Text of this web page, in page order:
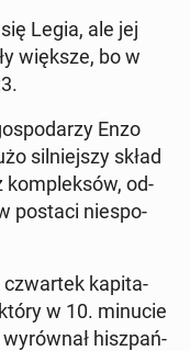
Legia, ale jej
większe, bo w
Enzo
sil­niej­szy skład
kom­plek­sów, od­
postaci nie­spo­
czwar­tek ka­pi­ta­
w 10. minucie
hisz­pań­